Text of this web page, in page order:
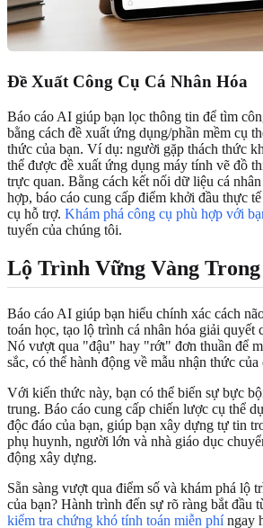
Đề Xuất Công Cụ Cá Nhân Hóa
Báo cáo AI giúp bạn lọc thông tin để tìm
bằng cách đề xuất ứng dụng/phần mềm cụ
thức của bạn. Ví dụ: người gặp thách thức
thể được đề xuất ứng dụng máy tính vẽ đồ
trực quan. Bằng cách kết nối dữ liệu cá
hợp, báo cáo cung cấp điểm khởi đầu thực
cụ hỗ trợ. Khám phá công cụ phù hợp với
tuyến của chúng tôi.
Lộ Trình Vững Vàng Trong
Báo cáo AI giúp bạn hiểu chính xác cách
toán học, tạo lộ trình cá nhân hóa giải quyết
Nó vượt qua "đậu" hay "rớt" đơn thuần để
sắc, có thể hành động về mẫu nhận thức của
Với kiến thức này, bạn có thể biến sự bực
trung. Báo cáo cung cấp chiến lược cụ thể
độc đáo của bạn, giúp bạn xây dựng tự tin
phụ huynh, người lớn và nhà giáo dục
động xây dựng.
Sẵn sàng vượt qua điểm số và khám phá lộ
của bạn? Hành trình đến sự rõ ràng bắt đầu
kiểm tra chứng khó tính toán miễn phíngay